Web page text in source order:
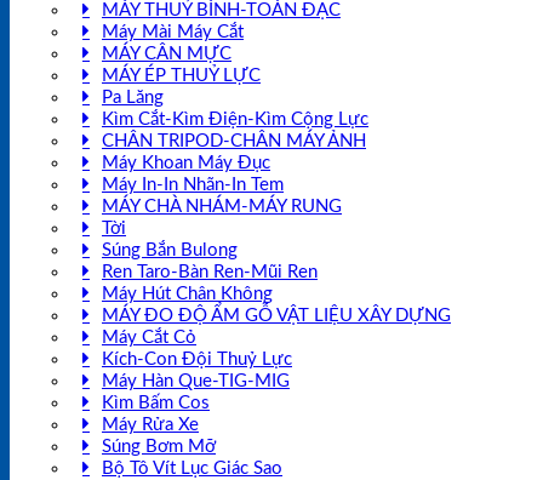
MÁY THUỶ BÌNH-TOÀN ĐẠC
Máy Mài Máy Cắt
MÁY CÂN MỰC
MÁY ÉP THUỶ LỰC
Pa Lăng
Kìm Cắt-Kìm Điện-Kìm Cộng Lực
CHÂN TRIPOD-CHÂN MÁY ẢNH
Máy Khoan Máy Đục
Máy In-In Nhãn-In Tem
MÁY CHÀ NHÁM-MÁY RUNG
Tời
Súng Bắn Bulong
Ren Taro-Bàn Ren-Mũi Ren
Máy Hút Chân Không
MÁY ĐO ĐỘ ẨM GỖ VẬT LIỆU XÂY DỰNG
Máy Cắt Cỏ
Kích-Con Đội Thuỷ Lực
Máy Hàn Que-TIG-MIG
Kìm Bấm Cos
Máy Rửa Xe
Súng Bơm Mỡ
Bộ Tô Vít Lục Giác Sao